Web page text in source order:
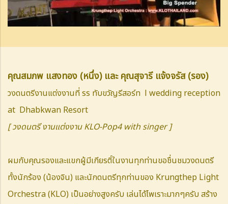
คุณสมภพ แสงทอง (หนึ่ง) และ คุณสุจารี แจ้งจรัส (รอง)
วงดนตรีงานแต่งงานที่ รร ทับขวัญรีสอร์ท l wedding reception
at Dhabkwan Resort
[ วงดนตรี งานแต่งงาน KLO-Pop4 with singer ]
ผมกับคุณรองและแขกผู้มีเกียรติ์ในงานทุกท่านขอชื่นชมวงดนตรี
ทั้งนักร้อง (น้องจิน) และนักดนตรีทุกท่านของ Krungthep Light
Orchestra (KLO) เป็นอย่างสูงครับ เล่นได้ไพเราะมากๆครับ สร้าง